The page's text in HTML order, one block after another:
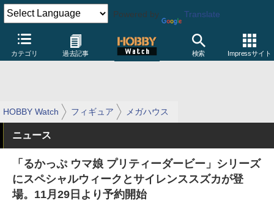
Powered by Translate
カテゴリ 過去記事 検索 Impressサイト
HOBBY Watch フィギュア メガハウス
ニュース
「るかっぷ ウマ娘 プリティーダービー」シリーズ
にスペシャルウィークとサイレンススズカが登
場。11月29日より予約開始